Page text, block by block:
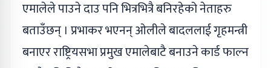
एमालेले पाउने दाउ पनि भित्रभित्रै बनिरहेको नेताहरु
बताउँछन् । प्रभाकर भएनन् ओलीले बादललाई गृहमन्त्री
बनाएर राष्ट्रियसभा प्रमुख एमालेबाटै बनाउने कार्ड फाल्न